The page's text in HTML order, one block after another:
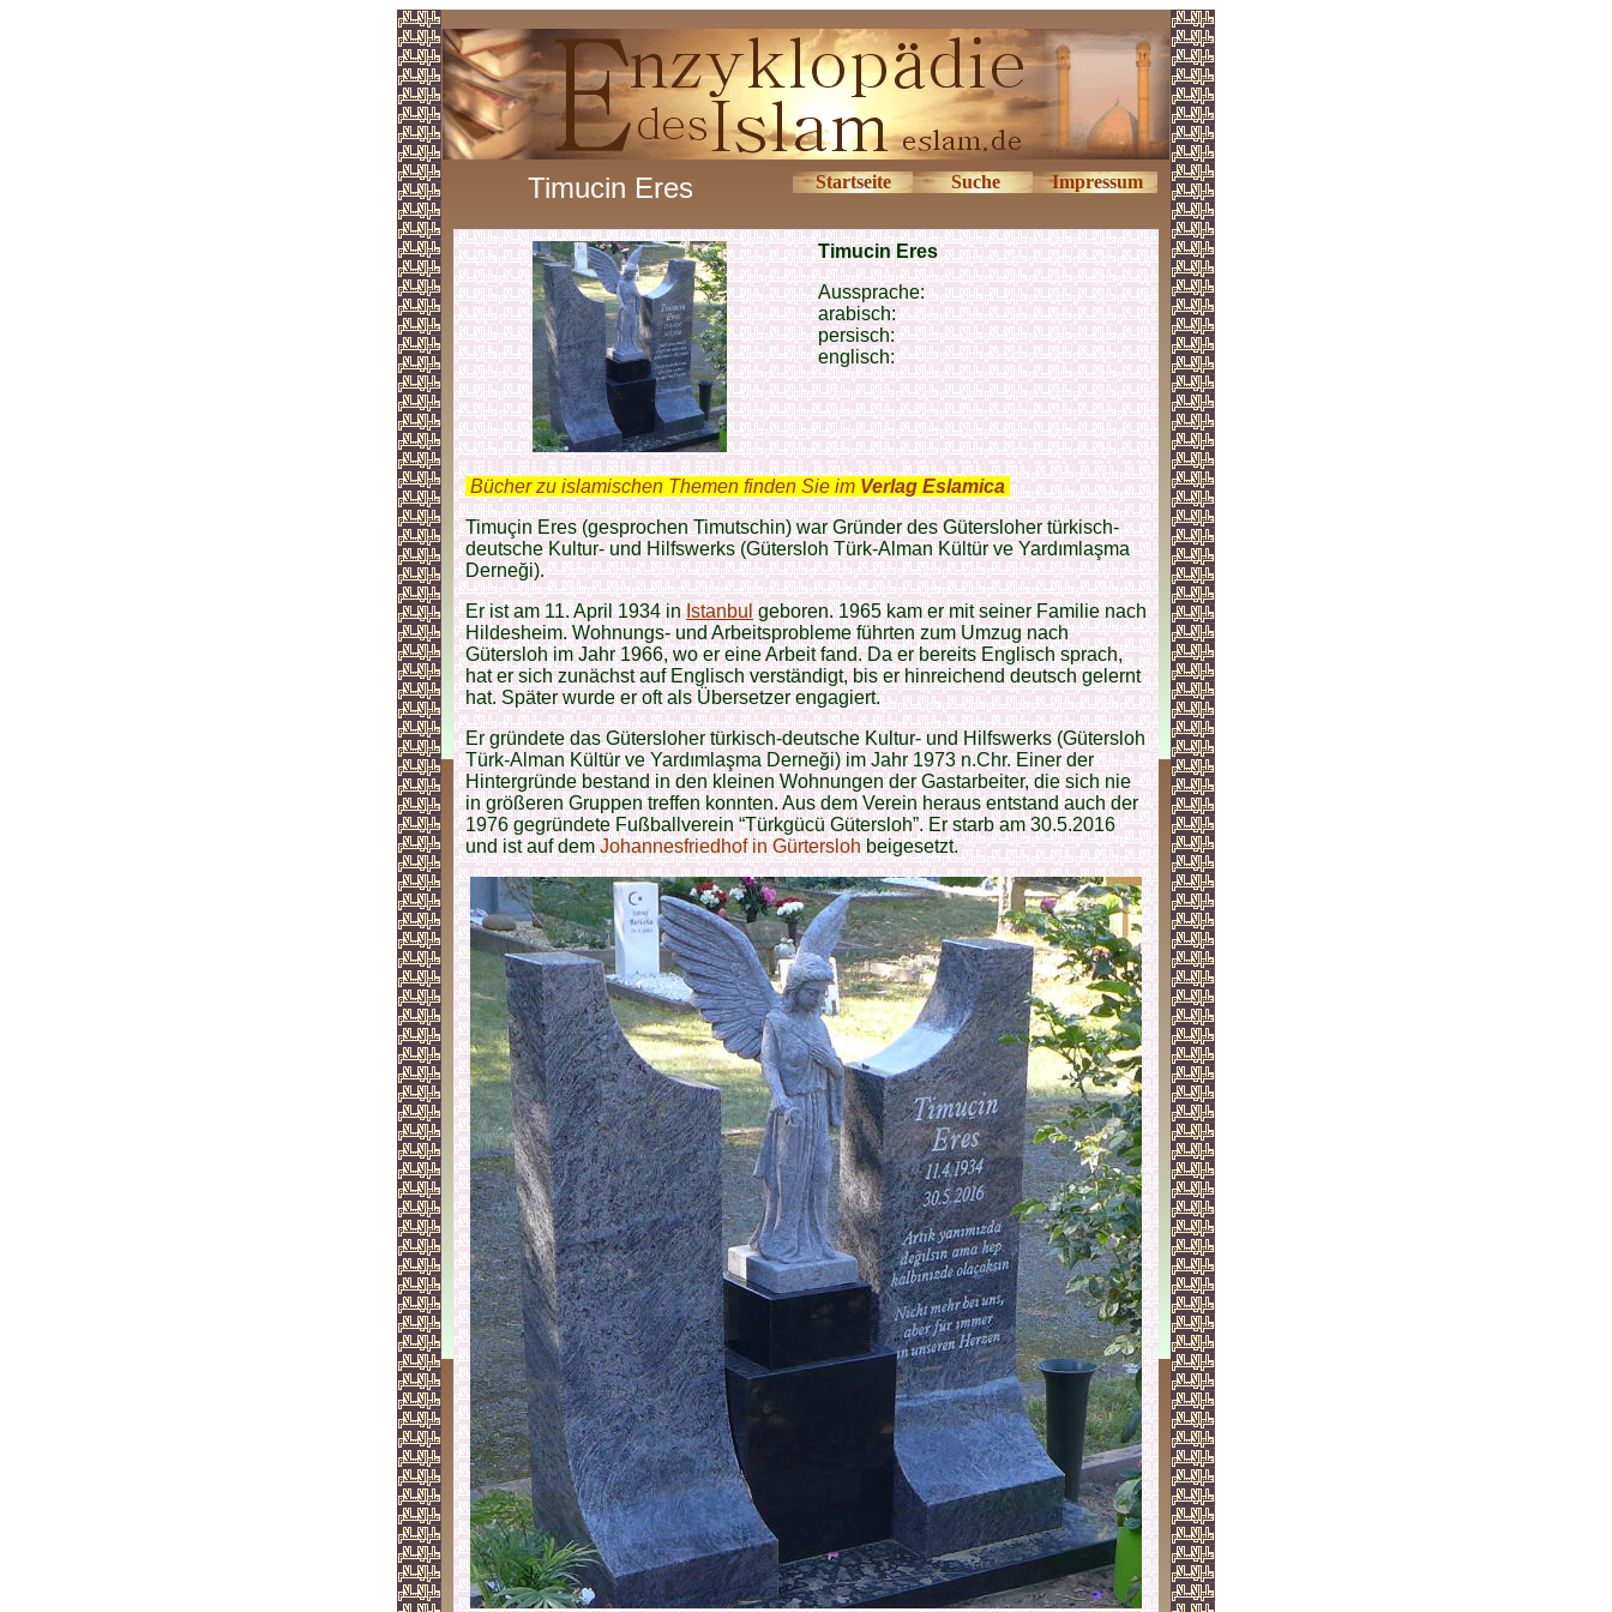
Timucin Eres Startseite Suche Impressum
Timucin Eres
Aussprache:
arabisch:
persisch:
englisch:
Bücher zu islamischen Themen finden Sie im Verlag Eslamica
Timuçin Eres (gesprochen Timutschin) war Gründer des Gütersloher türkisch-
deutsche Kultur- und Hilfswerks (Gütersloh Türk-Alman Kültür ve Yardımlaşma
Derneği).
Er ist am 11. April 1934 inIstanbulgeboren. 1965 kam er mit seiner Familie nach
Hildesheim. Wohnungs- und Arbeitsprobleme führten zum Umzug nach
Gütersloh im Jahr 1966, wo er eine Arbeit fand. Da er bereits Englisch sprach,
hat er sich zunächst auf Englisch verständigt, bis er hinreichend deutsch gelernt
hat. Später wurde er oft als Übersetzer engagiert.
Er gründete das Gütersloher türkisch-deutsche Kultur- und Hilfswerks (Gütersloh
Türk-Alman Kültür ve Yardımlaşma Derneği) im Jahr 1973 n.Chr. Einer der
Hintergründe bestand in den kleinen Wohnungen der Gastarbeiter, die sich nie
in größeren Gruppen treffen konnten. Aus dem Verein heraus entstand auch der
1976 gegründete Fußballverein “Türkgücü Gütersloh”. Er starb am 30.5.2016
und ist auf demJohannesfriedhof in Gürterslohbeigesetzt.